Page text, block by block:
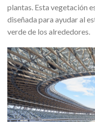
plantas. Esta vegetación
diseñada para ayudar al
verde de los alrededores.